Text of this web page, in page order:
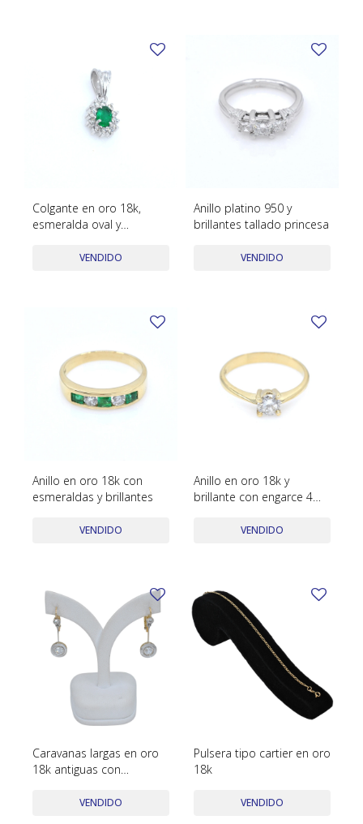
Colgante en oro 18k,
esmeralda oval y
VENDIDO
Anillo platino 950 y
brillantes tallado princesa
VENDIDO
Anillo en oro 18k con
esmeraldas y brillantes
VENDIDO
Anillo en oro 18k y
brillante con engarce 4
VENDIDO
Caravanas largas en oro
18k antiguas con
VENDIDO
Pulsera tipo cartier en oro
18k
VENDIDO